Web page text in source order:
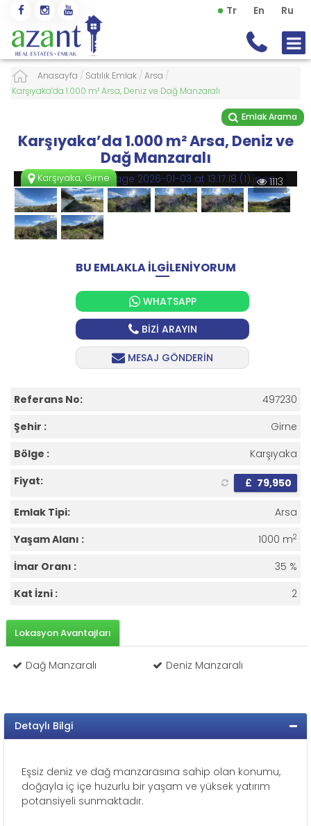
Tr En Ru
Anasayfa / Satılık Emlak / Arsa /
Karşıyaka’da 1.000 m² Arsa, Deniz ve Dağ Manzaralı
Emlak Arama
Karşıyaka’da 1.000 m² Arsa, Deniz ve
Dağ Manzaralı
1113
Karşıyaka, Girne
BU EMLAKLA İLGİLENİYORUM
WHATSAPP
BİZİ ARAYIN
MESAJ GÖNDERİN
Referans No:
497230
Şehir :
Girne
Bölge :
Karşıyaka
Fiyat:
£ 79,950
Emlak Tipi:
Arsa
Yaşam Alanı :
1000 m2
İmar Oranı :
35 %
Kat İzni :
2
Lokasyon Avantajları
Dağ Manzaralı Deniz Manzaralı
Detaylı Bilgi
Eşsiz deniz ve dağ manzarasına sahip olan konumu,
doğayla iç içe huzurlu bir yaşam ve yüksek yatırım
potansiyeli sunmaktadır.